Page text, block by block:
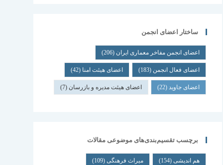
ساختار اعضای انجمن
اعضای انجمن مفاخر معماری ایران (206)
اعضای فعال انجمن (183) اعضای هیئت امنا (42)
اعضای جاوید(22) اعضای هیئت مدیره و بازرسان (7)
برچسب تقسیم‌بندی‌های موضوعی مقالات
هم اندیشی(154) میراث فرهنگی(109)